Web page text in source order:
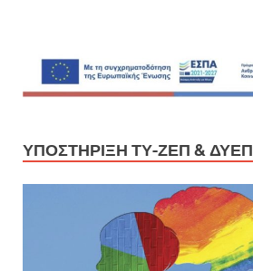
ΥΠΟΣΤΉΡΙΞΗ ΤΥ-ΖΕΠ & ΔΥΕΠ